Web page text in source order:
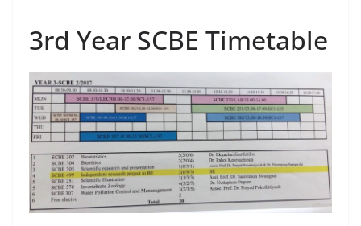
3rd Year SCBE Timetable